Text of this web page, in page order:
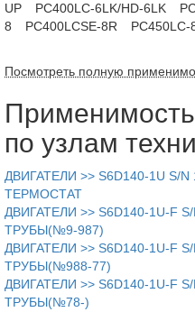
UP
PC400LC-6LK/HD-6LK
8
PC400LCSE-8R PC450LC-
Посмотреть полную
по узлам
ДВИГАТЕЛИ >> S6D140-1U S/
ТЕРМОСТАТ
ДВИГАТЕЛИ >> S6D140-1U-F
ТРУБЫ(№9-987)
ДВИГАТЕЛИ >> S6D140-1U-F
ТРУБЫ(№988-77)
ДВИГАТЕЛИ >> S6D140-1U-F
ТРУБЫ(№78-)